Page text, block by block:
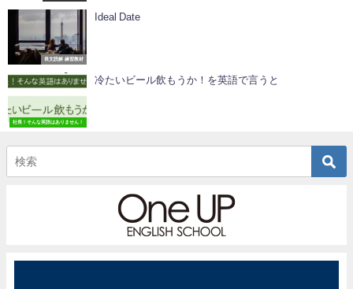
長文読解 練習教材
Ideal Date
社長！そんな英語はありません！
冷たいビール飲もうか！を英語で言うと